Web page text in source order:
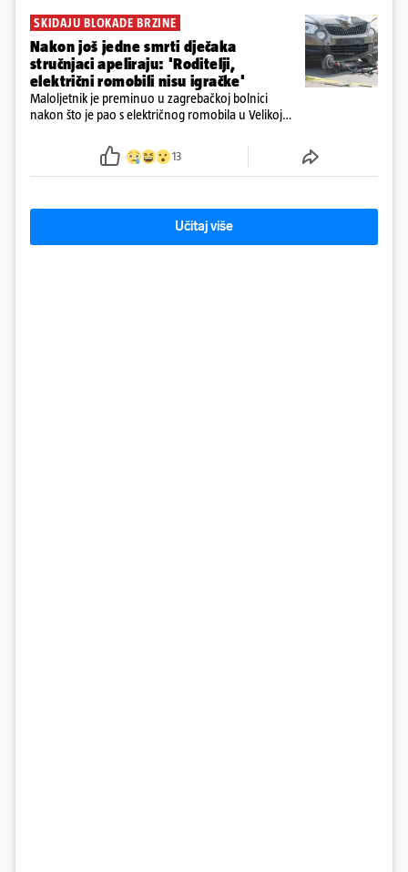
SKIDAJU BLOKADE BRZINE
Nakon još jedne smrti dječaka
stručnjaci apeliraju: 'Roditelji,
električni romobili nisu igračke'
Maloljetnik je preminuo u zagrebačkoj bolnici
nakon što je pao s električnog romobila u Velikoj
13
Učitaj više